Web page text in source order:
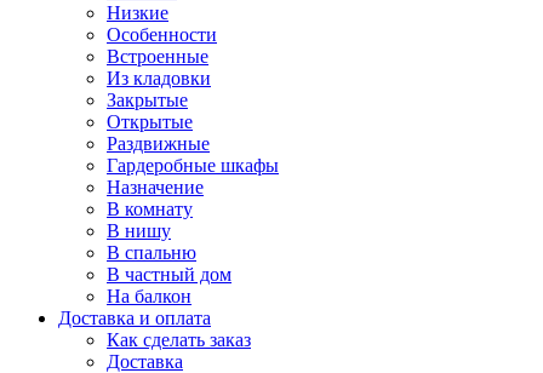
Низкие
Особенности
Встроенные
Из кладовки
Закрытые
Открытые
Раздвижные
Гардеробные шкафы
Назначение
В комнату
В нишу
В спальню
В частный дом
На балкон
Доставка и оплата
Как сделать заказ
Доставка